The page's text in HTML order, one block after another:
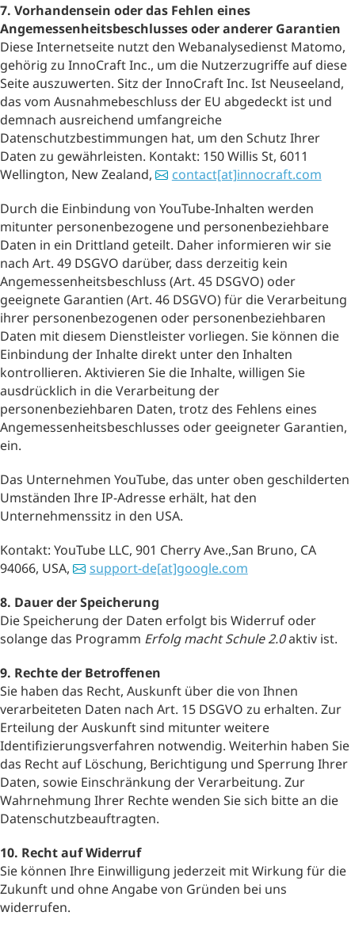
7. Vorhandensein oder das Fehlen eines
Angemessenheitsbeschlusses oder anderer Garantien
Diese Internetseite nutzt den Webanalysedienst Matomo,
gehörig zu InnoCraft Inc., um die Nutzerzugriffe auf diese
Seite auszuwerten. Sitz der InnoCraft Inc. Ist Neuseeland,
das vom Ausnahmebeschluss der EU abgedeckt ist und
demnach ausreichend umfangreiche
Datenschutzbestimmungen hat, um den Schutz Ihrer
Daten zu gewährleisten. Kontakt: 150 Willis St, 6011
Wellington, New Zealand,
contact[at]innocraft.com
Durch die Einbindung von YouTube-Inhalten werden
mitunter personenbezogene und personenbeziehbare
Daten in ein Drittland geteilt. Daher informieren wir sie
nach Art. 49 DSGVO darüber, dass derzeitig kein
Angemessenheitsbeschluss (Art. 45 DSGVO) oder
geeignete Garantien (Art. 46 DSGVO) für die Verarbeitung
ihrer personenbezogenen oder personenbeziehbaren
Daten mit diesem Dienstleister vorliegen. Sie können die
Einbindung der Inhalte direkt unter den Inhalten
kontrollieren. Aktivieren Sie die Inhalte, willigen Sie
ausdrücklich in die Verarbeitung der
personenbeziehbaren Daten, trotz des Fehlens eines
Angemessenheitsbeschlusses oder geeigneter Garantien,
ein.
Das Unternehmen YouTube, das unter oben geschilderten
Umständen Ihre IP-Adresse erhält, hat den
Unternehmenssitz in den USA.
Kontakt: YouTube LLC, 901 Cherry Ave.,San Bruno, CA
94066, USA,
support-de[at]google.com
8. Dauer der Speicherung
Die Speicherung der Daten erfolgt bis Widerruf oder
solange das Programm Erfolg macht Schule 2.0aktiv ist.
9. Rechte der Betroffenen
Sie haben das Recht, Auskunft über die von Ihnen
verarbeiteten Daten nach Art. 15 DSGVO zu erhalten. Zur
Erteilung der Auskunft sind mitunter weitere
Identifizierungsverfahren notwendig. Weiterhin haben Sie
das Recht auf Löschung, Berichtigung und Sperrung Ihrer
Daten, sowie Einschränkung der Verarbeitung. Zur
Wahrnehmung Ihrer Rechte wenden Sie sich bitte an die
Datenschutzbeauftragten.
10. Recht auf Widerruf
Sie können Ihre Einwilligung jederzeit mit Wirkung für die
Zukunft und ohne Angabe von Gründen bei uns
widerrufen.